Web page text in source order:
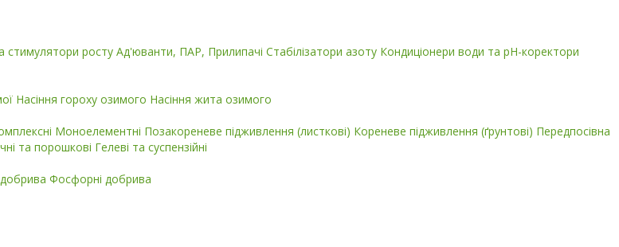
стимулятори росту Ад'юванти, ПАР, Прилипачі Стабілізатори азоту Кондиціонери води та pH-коректори
Насіння гороху озимого Насіння жита озимого
Моноелементні Позакореневе підживлення (листкові) Кореневе підживлення (ґрунтові) Передпосівна
та порошкові Гелеві та суспензійні
добрива Фосфорні добрива